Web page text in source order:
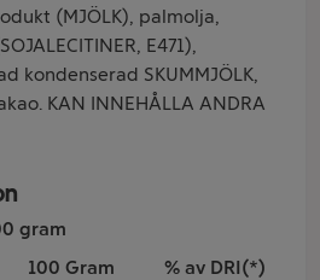
(MJÖLK), palmolja,
E471),
kondenserad SKUMMJÖLK,
KAN INNEHÅLLA ANDRA
gram
100 Gram % av DRI(*)